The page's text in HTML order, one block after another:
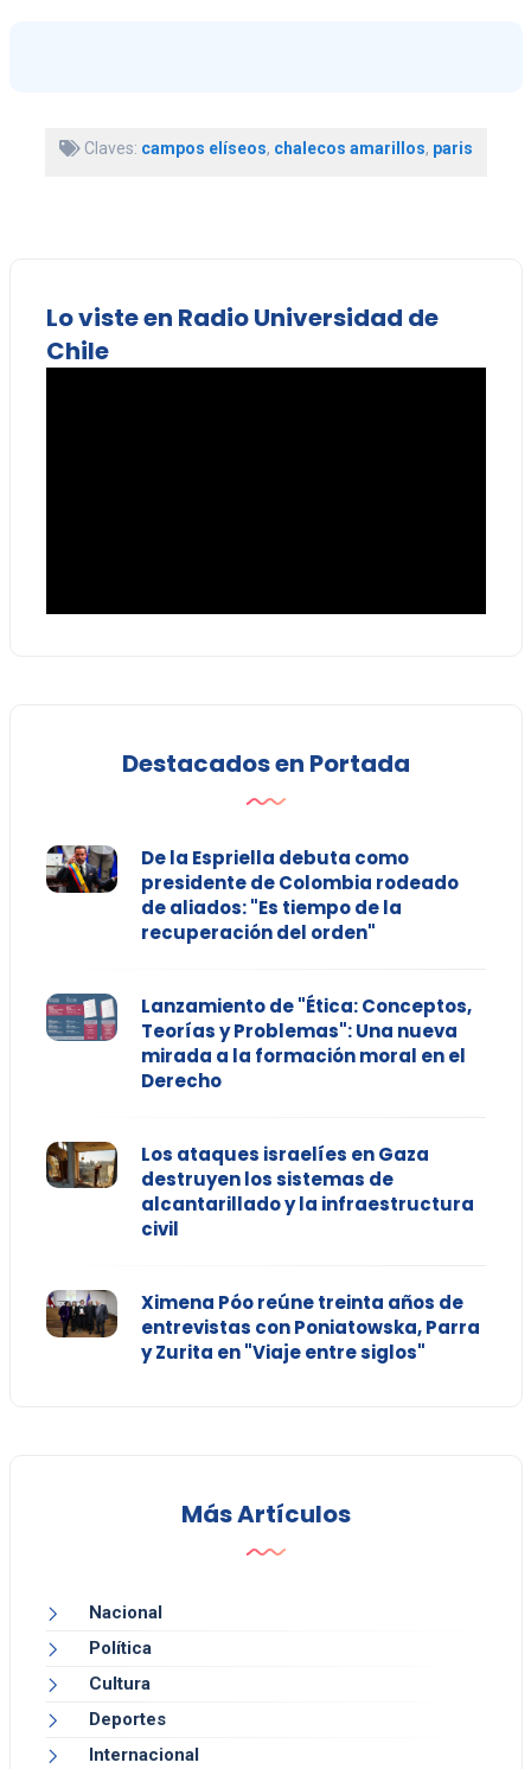
Claves: campos elíseos, chalecos amarillos, paris
Lo viste en Radio Universidad de
Chile
Destacados en Portada
De la Espriella debuta como
presidente de Colombia rodeado
de aliados: "Es tiempo de la
recuperación del orden"
Lanzamiento de "Ética: Conceptos,
Teorías y Problemas": Una nueva
mirada a la formación moral en el
Derecho
Los ataques israelíes en Gaza
destruyen los sistemas de
alcantarillado y la infraestructura
civil
Ximena Póo reúne treinta años de
entrevistas con Poniatowska, Parra
y Zurita en "Viaje entre siglos"
Más Artículos
Nacional
Política
Cultura
Deportes
Internacional